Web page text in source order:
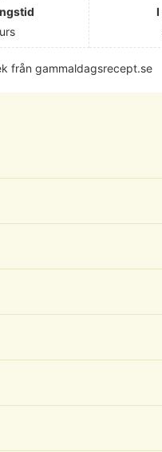
från gammaldagsrecept.se